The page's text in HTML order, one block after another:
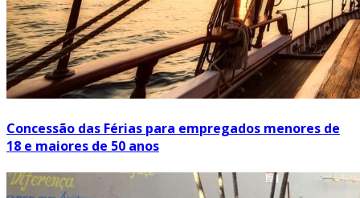
Concessão das Férias para empregados menores de
18 e maiores de 50 anos